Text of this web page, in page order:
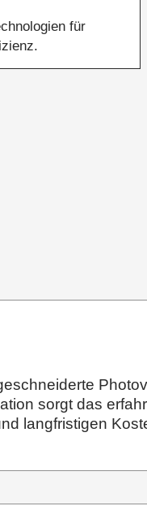
für
sorgt das
langfristigen